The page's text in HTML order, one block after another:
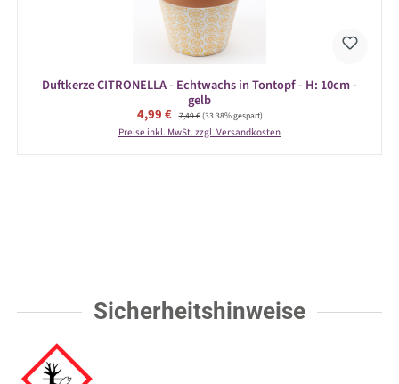
Duftkerze CITRONELLA - Echtwachs in Tontopf - H: 10cm -
gelb
Verkaufspreis:
4,99 € Regulärer Preis:
7,49 €(33.38% gespart)
Preise inkl. MwSt. zzgl. Versandkosten
Sicherheitshinweise